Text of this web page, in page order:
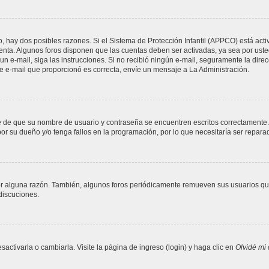
dos posibles razones. Si el Sistema de Protección Infantil (APPCO) está
Algunos foros disponen que las cuentas deben ser activadas, ya sea por
e-mail, siga las instrucciones. Si no recibió ningún e-mail, seguramente la
mail que proporcionó es correcta, envíe un mensaje a La Administración.
que su nombre de usuario y contraseña se encuentren escritos
su dueño y/o tenga fallos en la programación, por lo que necesitaría ser
razón. También, algunos foros periódicamente remueven sus usuarios
o cambiarla. Visite la página de ingreso (login) y haga clic en Olvidé mi